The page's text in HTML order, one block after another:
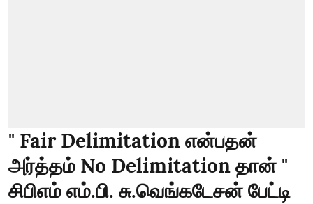
" Fair Delimitation என்பதன்
அர்த்தம் No Delimitation தான் "
சிபிஎம் எம்.பி. சு.வெங்கடேசன் பேட்டி